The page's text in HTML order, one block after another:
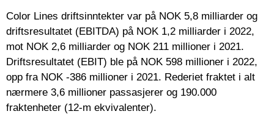
Color Lines driftsinntekter var på NOK 5,8 milliarder og
driftsresultatet (EBITDA) på NOK 1,2 milliarder i 2022,
mot NOK 2,6 milliarder og NOK 211 millioner i 2021.
Driftsresultatet (EBIT) ble på NOK 598 millioner i 2022,
opp fra NOK -386 millioner i 2021. Rederiet fraktet i alt
nærmere 3,6 millioner passasjerer og 190.000
fraktenheter (12-m ekvivalenter).